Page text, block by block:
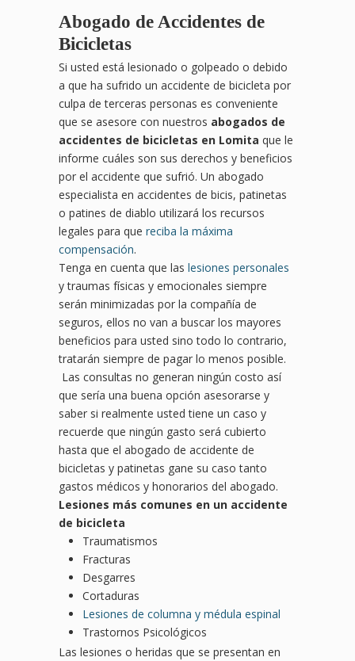
Abogado de Accidentes de
Bicicletas
Si usted está lesionado o golpeado o debido
a que ha sufrido un accidente de bicicleta por
culpa de terceras personas es conveniente
que se asesore con nuestros abogados de
accidentes de bicicletas en Lomita que le
informe cuáles son sus derechos y beneficios
por el accidente que sufrió. Un abogado
especialista en accidentes de bicis, patinetas
o patines de diablo utilizará los recursos
legales para que reciba la máxima
compensación.
Tenga en cuenta que las lesiones personales
y traumas físicas y emocionales siempre
serán minimizadas por la compañía de
seguros, ellos no van a buscar los mayores
beneficios para usted sino todo lo contrario,
tratarán siempre de pagar lo menos posible.
Las consultas no generan ningún costo así
que sería una buena opción asesorarse y
saber si realmente usted tiene un caso y
recuerde que ningún gasto será cubierto
hasta que el abogado de accidente de
bicicletas y patinetas gane su caso tanto
gastos médicos y honorarios del abogado.
Lesiones más comunes en un accidente
de bicicleta
Traumatismos
Fracturas
Desgarres
Cortaduras
Lesiones de columna y médula espinal
Trastornos Psicológicos
Las lesiones o heridas que se presentan en